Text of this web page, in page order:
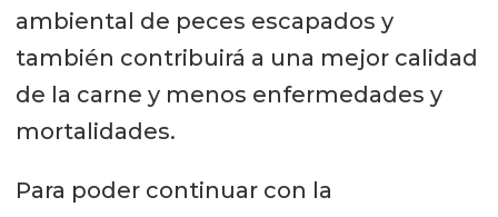
ambiental de peces escapados y
también contribuirá a una mejor calidad
de la carne y menos enfermedades y
mortalidades.
Para poder continuar con la